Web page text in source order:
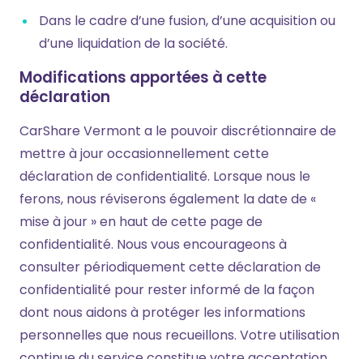
Dans le cadre d’une fusion, d’une acquisition ou
d’une liquidation de la société.
Modifications apportées à cette
déclaration
CarShare Vermont a le pouvoir discrétionnaire de
mettre à jour occasionnellement cette
déclaration de confidentialité. Lorsque nous le
ferons, nous réviserons également la date de «
mise à jour » en haut de cette page de
confidentialité. Nous vous encourageons à
consulter périodiquement cette déclaration de
confidentialité pour rester informé de la façon
dont nous aidons à protéger les informations
personnelles que nous recueillons. Votre utilisation